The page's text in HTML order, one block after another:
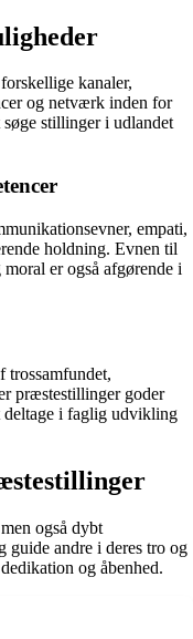
kanaler,
og netværk inden for
stillinger i udlandet
empati,
holdning. Evnen til
er også afgørende i
præstestillinger goder
deltage i faglig udvikling
også dybt
guide andre i deres tro og
og åbenhed.